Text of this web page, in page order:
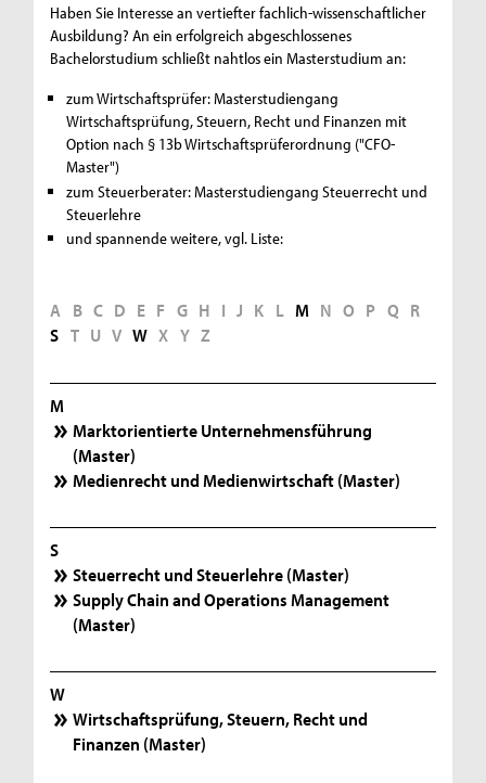
Haben Sie Interesse an vertiefter fachlich-wissenschaftlicher
Ausbildung? An ein erfolgreich abgeschlossenes
Bachelorstudium schließt nahtlos ein Masterstudium an:
zum Wirtschaftsprüfer: Masterstudiengang
Wirtschaftsprüfung, Steuern, Recht und Finanzen mit
Option nach § 13b Wirtschaftsprüferordnung ("CFO-
Master")
zum Steuerberater: Masterstudiengang Steuerrecht und
Steuerlehre
und spannende weitere, vgl. Liste:
A B C D E F G H I J K L M N O P Q R
S T U V W X Y Z
M
Marktorientierte Unternehmensführung
(Master)
Medienrecht und Medienwirtschaft (Master)
S
Steuerrecht und Steuerlehre (Master)
Supply Chain and Operations Management
(Master)
W
Wirtschaftsprüfung, Steuern, Recht und
Finanzen (Master)